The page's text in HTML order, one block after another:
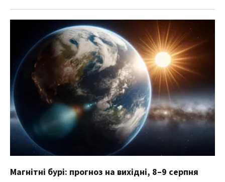
Магнітні бурі: прогноз на вихідні, 8–9 серпня